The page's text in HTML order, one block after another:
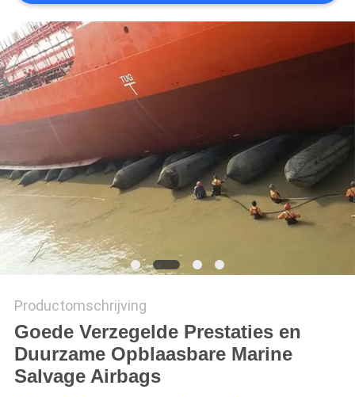
PRIVACY
POLICY
Productomschrijving
Goede Verzegelde Prestaties en
Duurzame Opblaasbare Marine
Salvage Airbags